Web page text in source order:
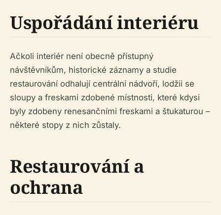
Uspořádání interiéru
Ačkoli interiér není obecně přístupný
návštěvníkům, historické záznamy a studie
restaurování odhalují centrální nádvoří, lodžii se
sloupy a freskami zdobené místnosti, které kdysi
byly zdobeny renesančními freskami a štukaturou –
některé stopy z nich zůstaly.
Restaurování a
ochrana